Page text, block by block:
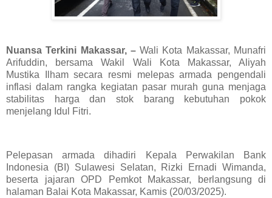
Nuansa Terkini Makassar, –Wali Kota Makassar, Munafri
Arifuddin, bersama Wakil Wali Kota Makassar, Aliyah
Mustika Ilham secara resmi melepas armada pengendali
inflasi dalam rangka kegiatan pasar murah guna menjaga
stabilitas harga dan stok barang kebutuhan pokok
menjelang Idul Fitri.
Pelepasan armada dihadiri Kepala Perwakilan Bank
Indonesia (BI) Sulawesi Selatan, Rizki Ernadi Wimanda,
beserta jajaran OPD Pemkot Makassar, berlangsung di
halaman Balai Kota Makassar, Kamis (20/03/2025).